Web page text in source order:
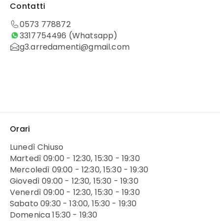
Contatti
0573 778872
3317754496 (Whatsapp)
g3.arredamenti@gmail.com
Orari
Lunedì Chiuso
Martedì 09:00 - 12:30, 15:30 - 19:30
Mercoledì 09:00 - 12:30, 15:30 - 19:30
Giovedì 09:00 - 12:30, 15:30 - 19:30
Venerdì 09:00 - 12:30, 15:30 - 19:30
Sabato 09:30 - 13:00, 15:30 - 19:30
Domenica 15:30 - 19:30